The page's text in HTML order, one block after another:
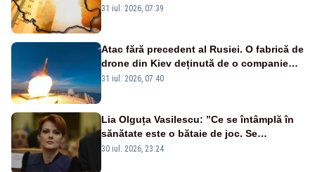
de grade, iar nopțile devin tropicale
31 iul. 2026, 07:39
Atac fără precedent al Rusiei. O fabrică de
drone din Kiev deținută de o companie
americană, distrusă de o rachetă
31 iul. 2026, 07:40
Lia Olguța Vasilescu: ”Ce se întâmplă în
sănătate este o bătaie de joc. Se
guvernează extraordinar de prost”
30 iul. 2026, 23:24